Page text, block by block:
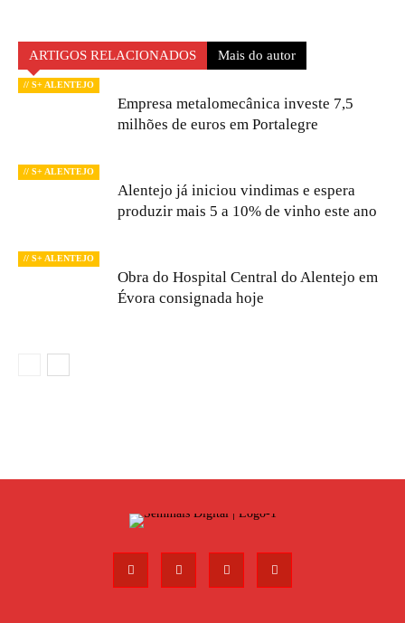
ARTIGOS RELACIONADOS Mais do autor
// S+ ALENTEJO
Empresa metalomecânica investe 7,5
milhões de euros em Portalegre
// S+ ALENTEJO
Alentejo já iniciou vindimas e espera
produzir mais 5 a 10% de vinho este ano
// S+ ALENTEJO
Obra do Hospital Central do Alentejo em
Évora consignada hoje